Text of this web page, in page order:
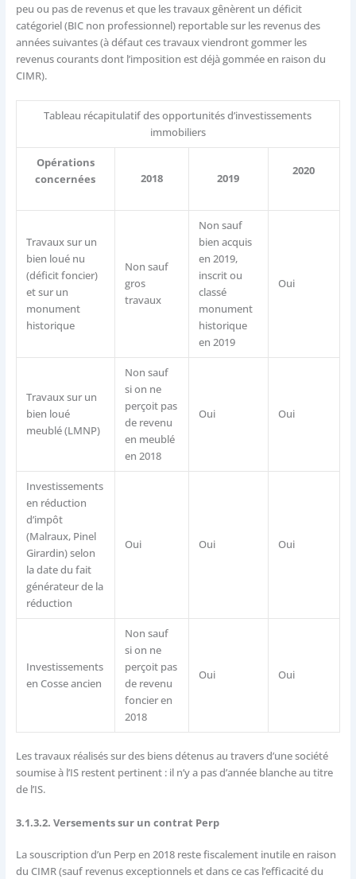
peu ou pas de revenus et que les travaux gênèrent un déficit
catégoriel (BIC non professionnel) reportable sur les revenus des
années suivantes (à défaut ces travaux viendront gommer les
revenus courants dont l’imposition est déjà gommée en raison du
CIMR).
Tableau récapitulatif des opportunités d’investissements
immobiliers
Opérations
concernées
2018 2019
2020
Travaux sur un
bien loué nu
(déficit foncier)
et sur un
monument
historique
Non sauf
gros
travaux
Non sauf
bien acquis
en 2019,
inscrit ou
classé
monument
historique
en 2019
Oui
Travaux sur un
bien loué
meublé (LMNP)
Non sauf
si on ne
perçoit pas
de revenu
en meublé
en 2018
Oui Oui
Investissements
en réduction
d’impôt
(Malraux, Pinel
Girardin) selon
la date du fait
générateur de la
réduction
Oui Oui Oui
Investissements
en Cosse ancien
Non sauf
si on ne
perçoit pas
de revenu
foncier en
2018
Oui Oui
Les travaux réalisés sur des biens détenus au travers d’une société
soumise à l’IS restent pertinent : il n’y a pas d’année blanche au titre
de l’IS.
3.1.3.2. Versements sur un contrat Perp
La souscription d’un Perp en 2018 reste fiscalement inutile en raison
du CIMR (sauf revenus exceptionnels et dans ce cas l’efficacité du